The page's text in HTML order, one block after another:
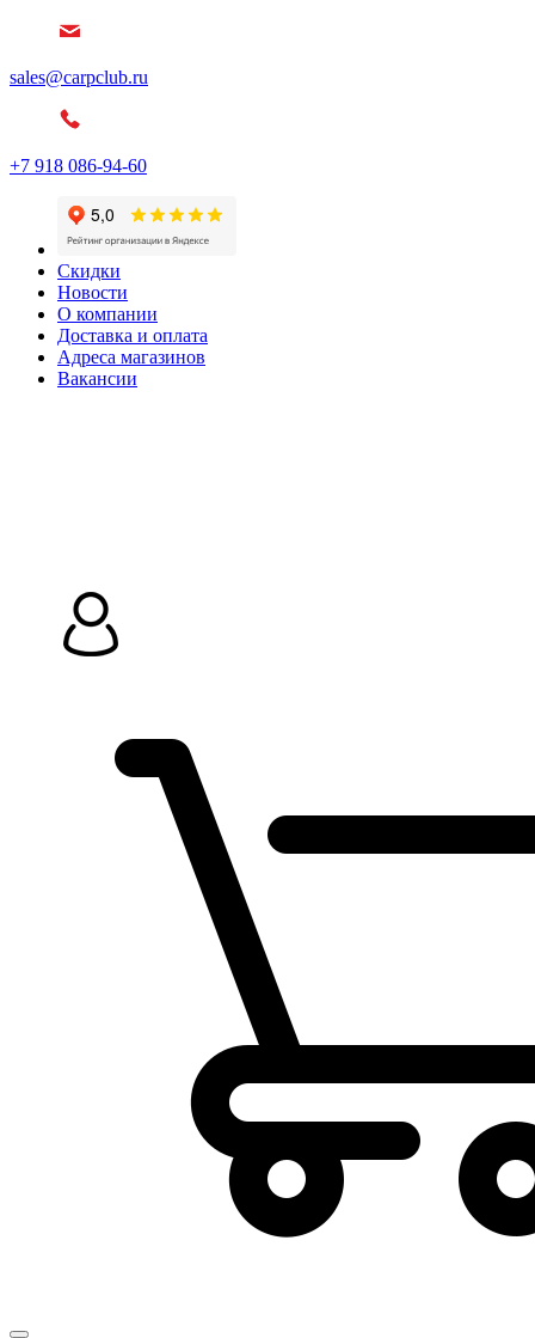
sales@carpclub.ru
+7 918 086-94-60
Скидки
Новости
О компании
Доставка и оплата
Адреса магазинов
Вакансии